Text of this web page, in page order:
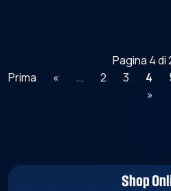
Pagina 4 di
Prima
« ... 2 3 4
»
Shop